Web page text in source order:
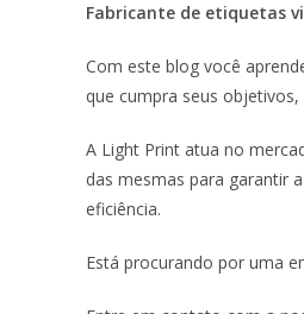
Fabricante de etiquetas
Com este blog você
que cumpra seus
A Light Print atua no
das mesmas para garantir
eficiência.
Está procurando por uma